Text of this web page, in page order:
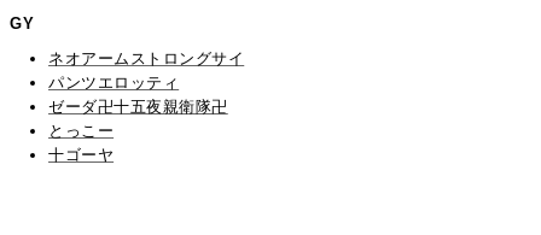
GY
ネオアームストロングサイ
パンツエロッティ
ゼーダ卍十五夜親衛隊卍
とっこー
十ゴーヤ